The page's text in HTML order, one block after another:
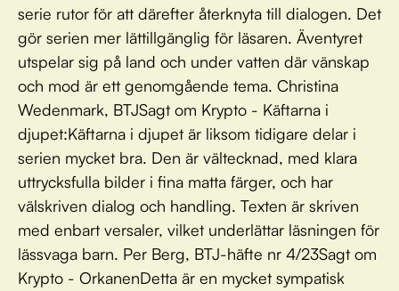
serie rutor för att därefter återknyta till dialogen. Det
gör serien mer lättillgänglig för läsaren. Äventyret
utspelar sig på land och under vatten där vänskap
och mod är ett genomgående tema. Christina
Wedenmark, BTJSagt om Krypto - Käftarna i
djupet:Käftarna i djupet är liksom tidigare delar i
serien mycket bra. Den är vältecknad, med klara
uttrycksfulla bilder i fina matta färger, och har
välskriven dialog och handling. Texten är skriven
med enbart versaler, vilket underlättar läsningen för
lässvaga barn. Per Berg, BTJ-häfte nr 4/23Sagt om
Krypto - OrkanenDetta är en mycket sympatisk